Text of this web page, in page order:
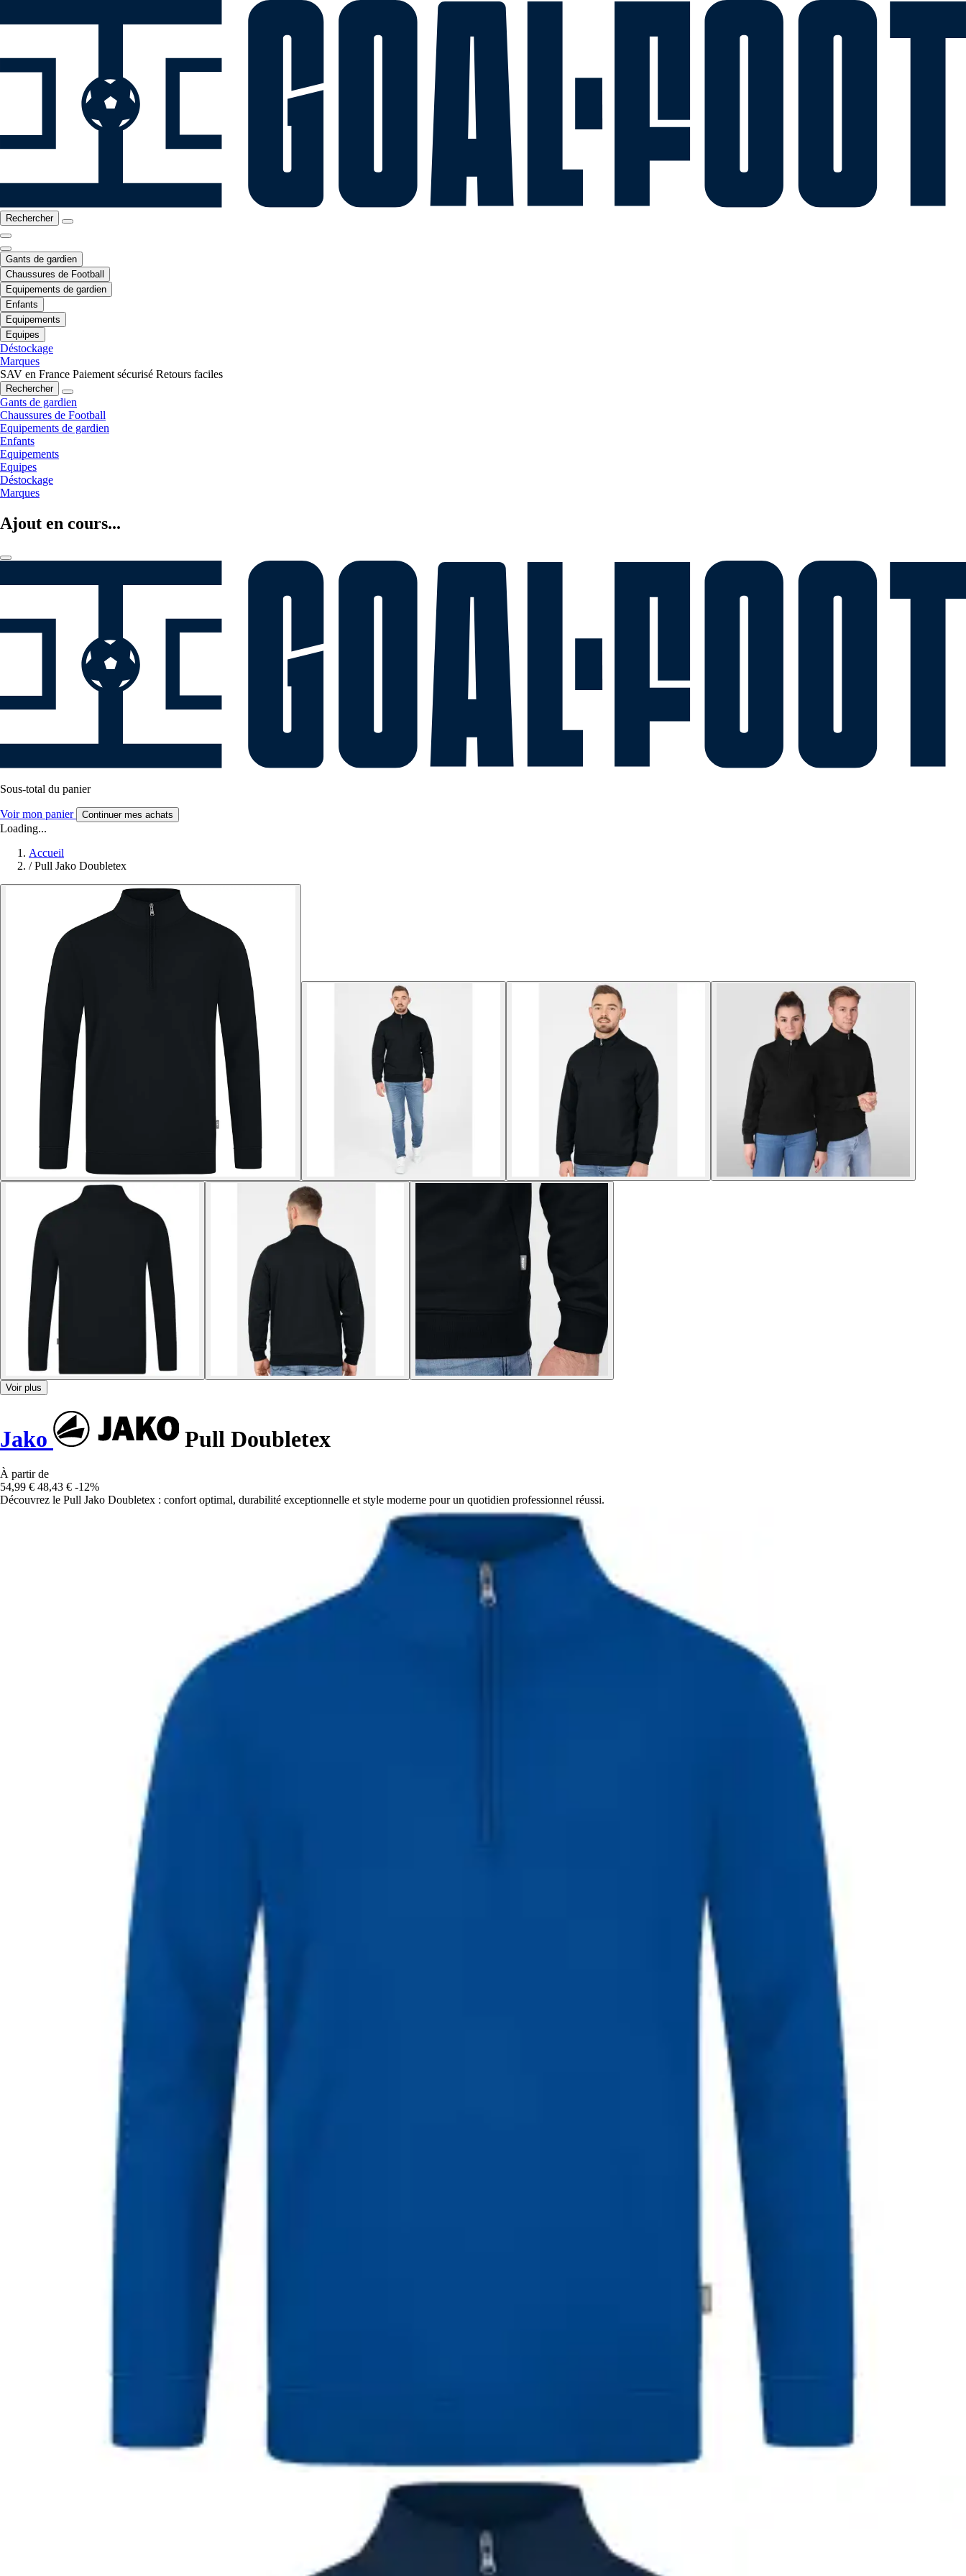
Rechercher
Gants de gardien
Chaussures de Football
Equipements de gardien
Enfants
Equipements
Equipes
Déstockage
Marques
SAV en France Paiement sécurisé Retours faciles
Rechercher
Gants de gardien
Chaussures de Football
Equipements de gardien
Enfants
Equipements
Equipes
Déstockage
Marques
Ajout en cours...
Sous-total du panier
Voir mon panier Continuer mes achats
Loading...
Accueil
/ Pull Jako Doubletex
Voir plus
Jako Pull Doubletex
À partir de
54,99 € 48,43 € -12%
Découvrez le Pull Jako Doubletex : confort optimal, durabilité exceptionnelle et style moderne pour un quotidien professionnel réussi.